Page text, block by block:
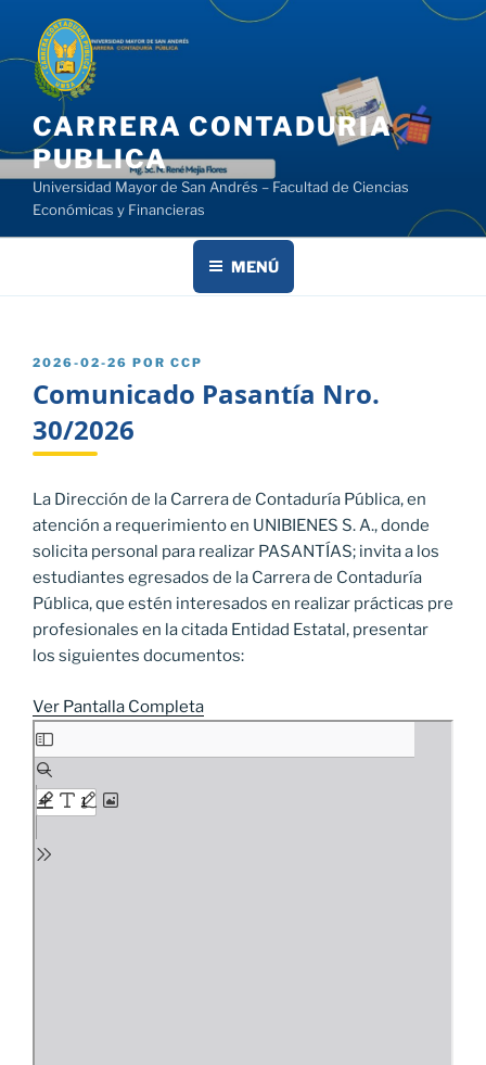
contenido
CARRERA CONTADURIA
PUBLICA
Universidad Mayor de San Andrés – Facultad de Ciencias
Económicas y Financieras
MENÚ
PUBLICADO
2026-02-26 POR CCP
Comunicado Pasantía Nro.
30/2026
La Dirección de la Carrera de Contaduría Pública, en
atención a requerimiento en UNIBIENES S. A., donde
solicita personal para realizar PASANTÍAS; invita a los
estudiantes egresados de la Carrera de Contaduría
Pública, que estén interesados en realizar prácticas pre
profesionales en la citada Entidad Estatal, presentar
los siguientes documentos:
Ver Pantalla Completa
Saltar
al
contenido
del
PDF